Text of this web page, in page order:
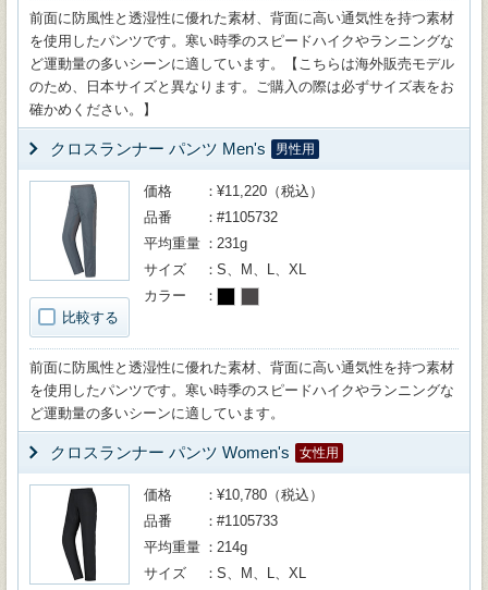
前面に防風性と透湿性に優れた素材、背面に高い通気性を持つ素材
を使用したパンツです。寒い時季のスピードハイクやランニングな
ど運動量の多いシーンに適しています。【こちらは海外販売モデル
のため、日本サイズと異なります。ご購入の際は必ずサイズ表をお
確かめください。】
クロスランナー パンツ Men's 男性用
比較する
価格
¥11,220（税込）
品番
#1105732
平均重量
231g
サイズ
S、M、L、XL
カラー
前面に防風性と透湿性に優れた素材、背面に高い通気性を持つ素材
を使用したパンツです。寒い時季のスピードハイクやランニングな
ど運動量の多いシーンに適しています。
クロスランナー パンツ Women's 女性用
価格
¥10,780（税込）
品番
#1105733
平均重量
214g
サイズ
S、M、L、XL